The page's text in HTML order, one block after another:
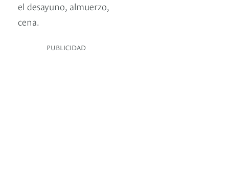
el desayuno, almuerzo,
cena.
PUBLICIDAD